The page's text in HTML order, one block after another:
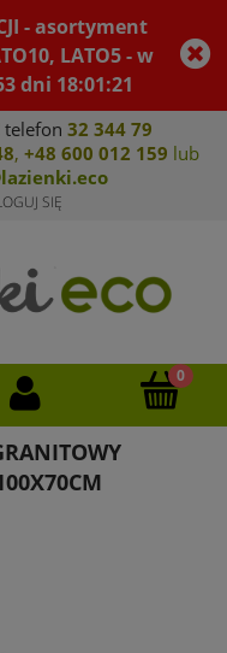
- asortyment
LATO5 - w
dni 18:01:20
telefon 32 344 79
8, +48 600 012 159 lub
SIĘ